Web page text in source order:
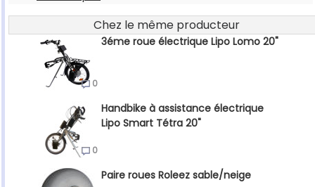
Chez le même producteur
3éme roue électrique Lipo Lomo 20"
0
Handbike à assistance électrique
Lipo Smart Tétra 20"
0
Paire roues Roleez sable/neige